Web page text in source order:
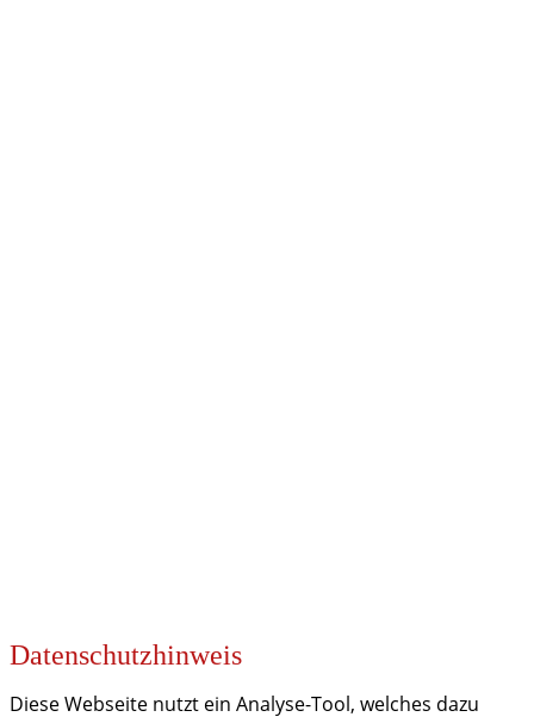
Datenschutzhinweis
Diese Webseite nutzt ein Analyse-Tool, welches dazu